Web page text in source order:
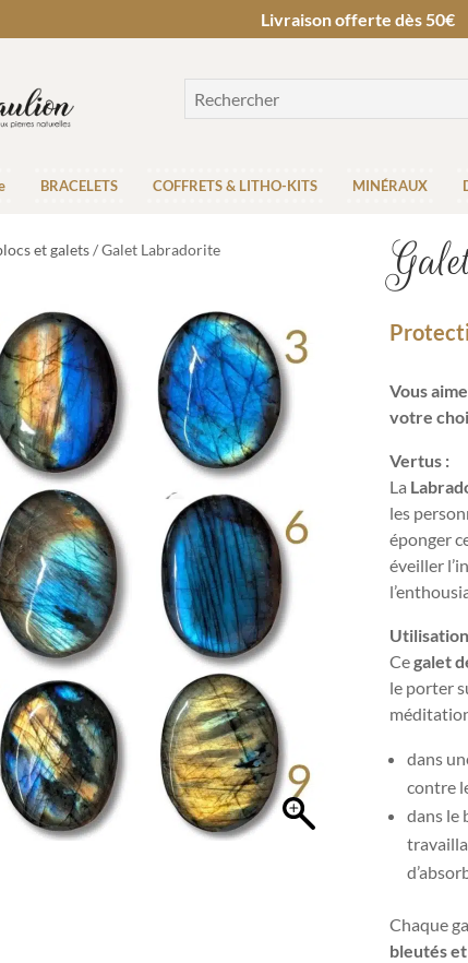
Livraison offerte dès 50€
BRACELETS COFFRETS & LITHO-KITS MINÉRAUX
et galets/ Galet Labradorite
Vous
votre
Vertus :
La
les
éponger
éveiller
Utilisation
Cegalet
le porter
dans
contre
dans le
Chaque
bleutés